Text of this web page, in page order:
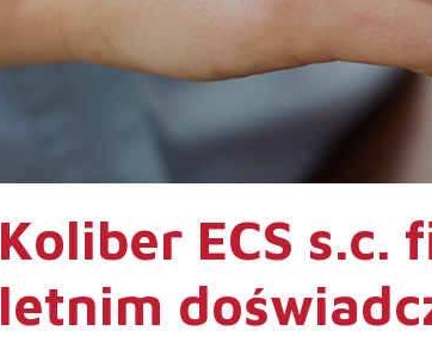
Koliber ECS s.c.
letnim